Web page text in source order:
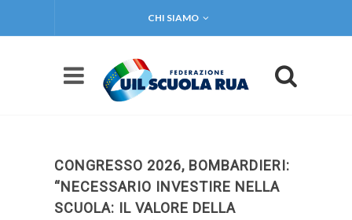
CHI SIAMO
CONGRESSO 2026, BOMBARDIERI:
“NECESSARIO INVESTIRE NELLA
SCUOLA: IL VALORE DELLA